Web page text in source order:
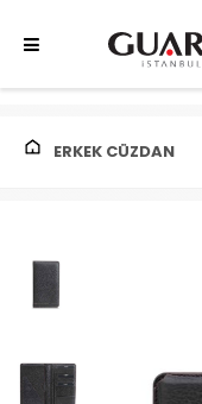
ERKEK CÜZDAN